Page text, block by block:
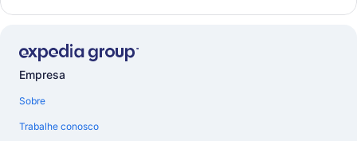
Empresa
Sobre
Trabalhe conosco